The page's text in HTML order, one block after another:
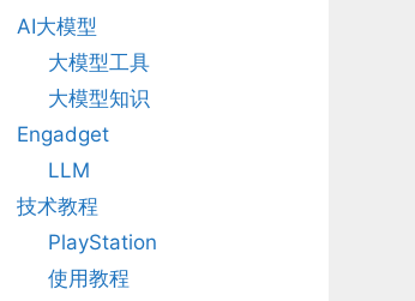
AI大模型
大模型工具
大模型知识
Engadget
LLM
技术教程
PlayStation
使用教程